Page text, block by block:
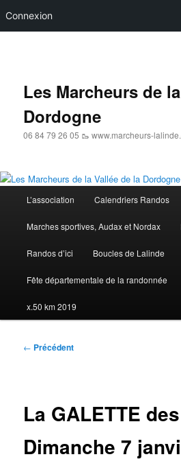
Connexion
Les Marcheurs de
Dordogne
06 84 79 26 05 🥾 www.marcheurs-
principal
L’association Calendriers Randos
Marches sportives, Audax et Nordax
Randos d’ici Boucles de Lalinde
Fête départementale de la randonnée
x.50 km 2019
Navigation
← Précédent
La GALETTE
Dimanche 7